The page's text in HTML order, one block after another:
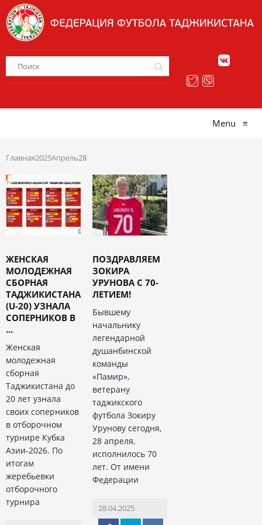
Menu ≡
Главная2025Апрель28
ЖЕНСКАЯ
МОЛОДЕЖНАЯ
СБОРНАЯ
ТАДЖИКИСТАНА
(U-20) УЗНАЛА
СОПЕРНИКОВ В
...
Женская
молодежная
сборная
Таджикистана до
20 лет узнала
своих соперников
в отборочном
турнире Кубка
Азии-2026. По
итогам
жеребьевки
отборочного
турнира
ПОЗДРАВЛЯЕМ
ЗОКИРА
УРУНОВА С 70-
ЛЕТИЕМ!
Бывшему
начальнику
легендарной
душанбинской
команды
«Памир»,
ветерану
таджикского
футбола Зокиру
Урунову сегодня,
28 апреля,
исполнилось 70
лет. От имени
Федерации
28.04.2025